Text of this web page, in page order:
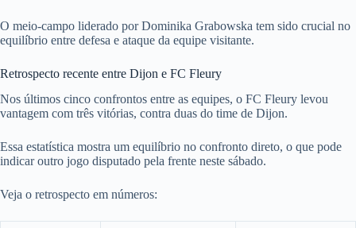
O meio-campo liderado por Dominika Grabowska tem sido crucial no
equilíbrio entre defesa e ataque da equipe visitante.
Retrospecto recente entre Dijon e FC Fleury
Nos últimos cinco confrontos entre as equipes, o FC Fleury levou
vantagem com três vitórias, contra duas do time de Dijon.
Essa estatística mostra um equilíbrio no confronto direto, o que pode
indicar outro jogo disputado pela frente neste sábado.
Veja o retrospecto em números: